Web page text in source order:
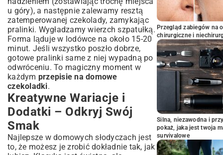
u góry), a następnie zalewamy resztą
zatemperowanej czekolady, zamykając
pralinki. Wygładzamy wierzch szpatułką.
Forma ląduje w lodówce na około 15-20
minut. Jeśli wszystko poszło dobrze,
gotowe pralinki same z niej wypadną po
odwróceniu. To magiczny moment w
każdym przepisie na domowe
czekoladki.
Kreatywne Wariacje i
Dodatki – Odkryj Swój
Smak
Najlepsze w domowych słodyczach jest
to, że możesz je zrobić dokładnie tak, jak
Przegląd zabiegów na
chirurgiczne i
Silna, niezawodna i
pokaż, jaka jest twoja
survivalowe